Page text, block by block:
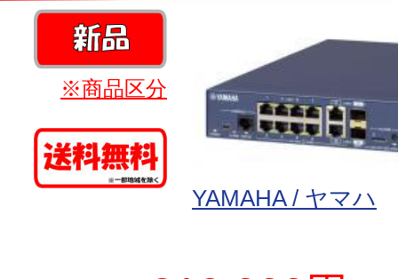
※商品区分
YAMAHA / ヤマハ